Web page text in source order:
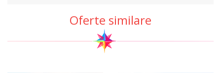
Oferte similare